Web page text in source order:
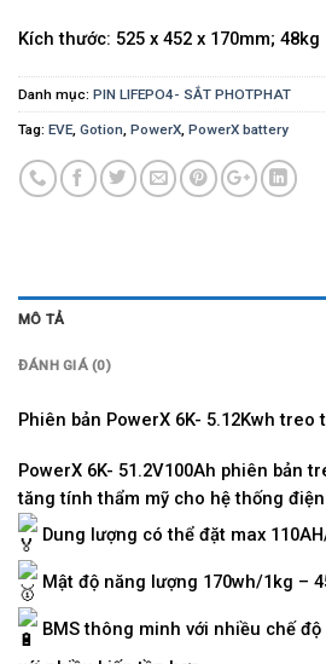
Kích thước: 525 x 452 x 170mm; 48kg
Danh mục: PIN LIFEPO4- SẮT PHOTPHAT
Tag: EVE Gotion PowerX PowerX battery
MÔ TẢ
ĐÁNH GIÁ (0)
Phiên bản PowerX 6K- 5.12Kwh treo
PowerX 6K- 51.2V100Ah phiên bản
tăng tính thẩm mỹ cho hệ thống
Dung lượng có thể đặt max
Mật độ năng lượng 170wh/1kg –
BMS thông minh với nhiều chế